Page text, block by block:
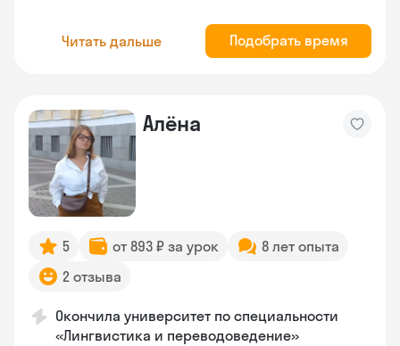
Читать дальше Подобрать время
Алёна
5 от 893 ₽ за урок
8 лет опыта
2 отзыва
Окончила университет по специальности
«Лингвистика и переводоведение»